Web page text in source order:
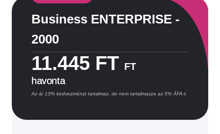
Business ENTERPRISE -
2000
11.445 FT FT
havonta
Az ár 13% kedvezményt tartalmaz, de nem tartalmazza az 5% ÁFA-t.